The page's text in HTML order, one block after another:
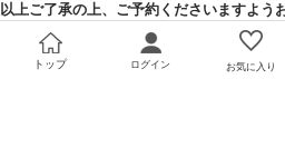
以上ご了承の上、ご予約くださいますよう
トップ ログイン お気に入り